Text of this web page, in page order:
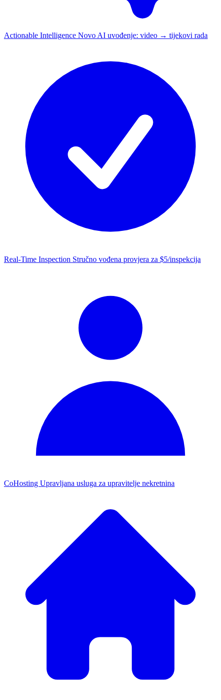
Actionable Intelligence Novo AI uvođenje: video → tijekovi rada
Real-Time Inspection Stručno vođena provjera za $5/inspekcija
CoHosting Upravljana usluga za upravitelje nekretnina